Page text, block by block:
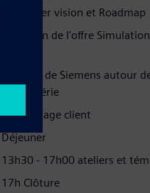
Simcenter vision et Roadmap
évolution de l'offre
la vision de Siemens autour
d'ingiénérie
témoignage client
Déjeuner
13h30 - 17h00 ateliers et
17h Clôture